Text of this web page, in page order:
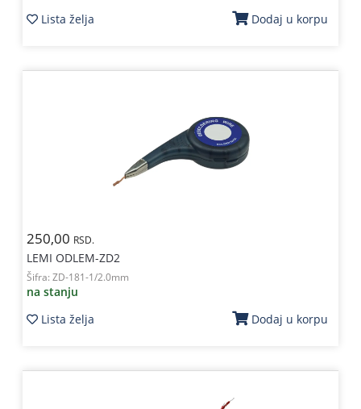
Lista želja
Dodaj u korpu
250,00 RSD.
LEMI ODLEM-ZD2
Šifra: ZD-181-1/2.0mm
na stanju
Lista želja
Dodaj u korpu